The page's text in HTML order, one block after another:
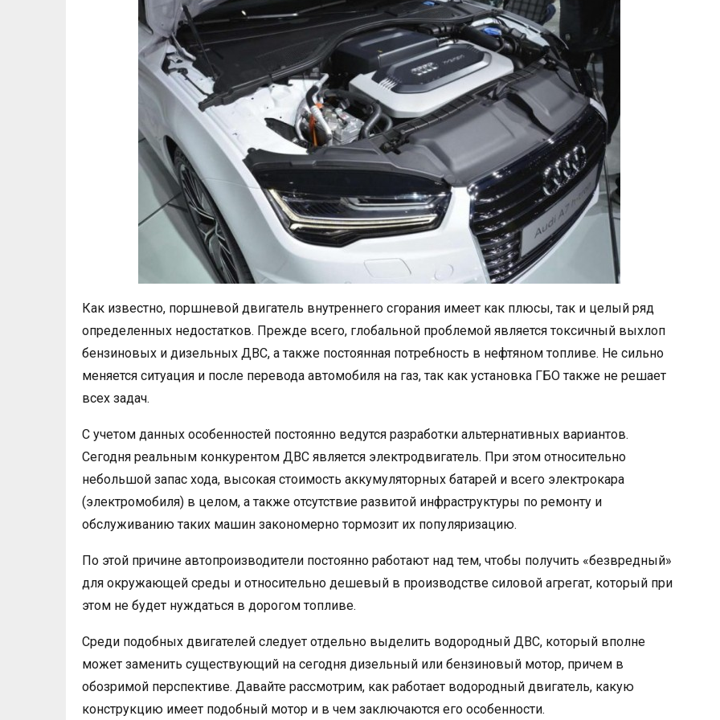
Как известно, поршневой двигатель внутреннего сгорания имеет как плюсы, так и целый ряд
определенных недостатков. Прежде всего, глобальной проблемой является токсичный выхлоп
бензиновых и дизельных ДВС, а также постоянная потребность в нефтяном топливе. Не сильно
меняется ситуация и после перевода автомобиля на газ, так как установка ГБО также не решает
всех задач.
С учетом данных особенностей постоянно ведутся разработки альтернативных вариантов.
Сегодня реальным конкурентом ДВС является электродвигатель. При этом относительно
небольшой запас хода, высокая стоимость аккумуляторных батарей и всего электрокара
(электромобиля) в целом, а также отсутствие развитой инфраструктуры по ремонту и
обслуживанию таких машин закономерно тормозит их популяризацию.
По этой причине автопроизводители постоянно работают над тем, чтобы получить «безвредный»
для окружающей среды и относительно дешевый в производстве силовой агрегат, который при
этом не будет нуждаться в дорогом топливе.
Среди подобных двигателей следует отдельно выделить водородный ДВС, который вполне
может заменить существующий на сегодня дизельный или бензиновый мотор, причем в
обозримой перспективе. Давайте рассмотрим, как работает водородный двигатель, какую
конструкцию имеет подобный мотор и в чем заключаются его особенности.